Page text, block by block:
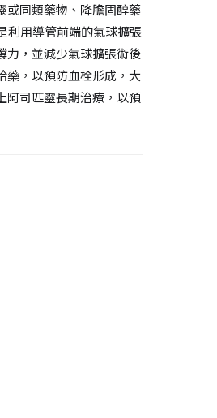
或同類藥物、降膽固醇藥
利用導管前端的氣球擴張
力，並減少氣球擴張術後
藥，以預防血栓形成，大
阿司匹靈長期治療，以預